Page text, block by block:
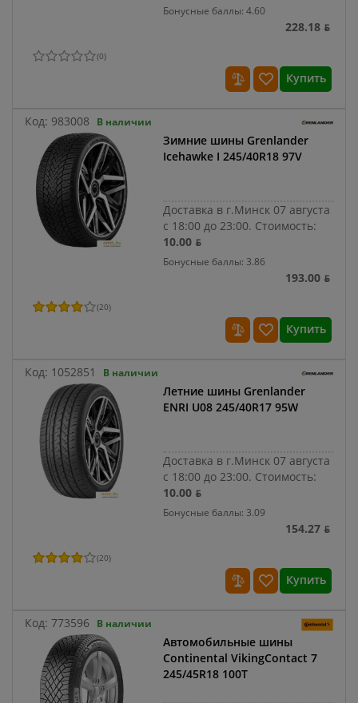
Бонусные баллы: 4.60
228.18 ƃ
(0)
Купить
Код: 983008 В наличии
Зимние шины Grenlander
Icehawke I 245/40R18 97V
Доставка в г.Минск 07 августа
с 18:00 до 23:00. Стоимость:
10.00 ƃ
Бонусные баллы: 3.86
193.00 ƃ
(20)
Купить
Код: 1052851 В наличии
Летние шины Grenlander
ENRI U08 245/40R17 95W
Доставка в г.Минск 07 августа
с 18:00 до 23:00. Стоимость:
10.00 ƃ
Бонусные баллы: 3.09
154.27 ƃ
(20)
Купить
Код: 773596 В наличии
Автомобильные шины
Continental VikingContact 7
245/45R18 100T